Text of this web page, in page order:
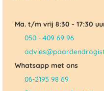
Ma. t/m vrij 8:30 - 17:30
050 - 409 69 96
Whatsapp met ons
06-2195 98 69